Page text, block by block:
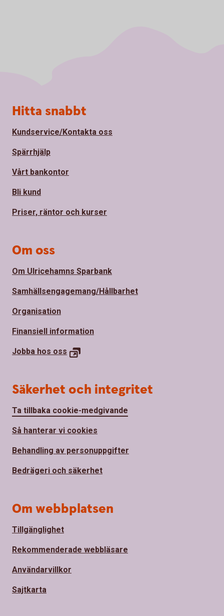
Sidfot
Hitta snabbt
Kundservice/Kontakta oss
Spärrhjälp
Vårt bankontor
Bli kund
Priser, räntor och kurser
Om oss
Om Ulricehamns Sparbank
Samhällsengagemang/Hållbarhet
Organisation
Finansiell information
Jobba hos oss
Säkerhet och integritet
Ta tillbaka cookie-medgivande
Så hanterar vi cookies
Behandling av personuppgifter
Bedrägeri och säkerhet
Om webbplatsen
Tillgänglighet
Rekommenderade webbläsare
Användarvillkor
Sajtkarta